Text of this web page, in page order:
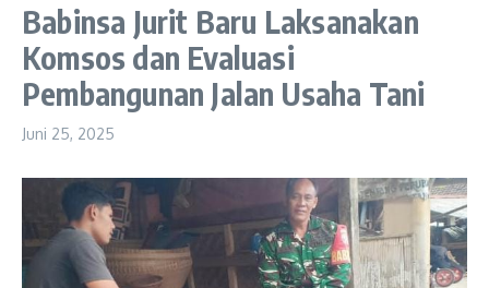
Babinsa Jurit Baru Laksanakan
Komsos dan Evaluasi
Pembangunan Jalan Usaha Tani
Juni 25, 2025